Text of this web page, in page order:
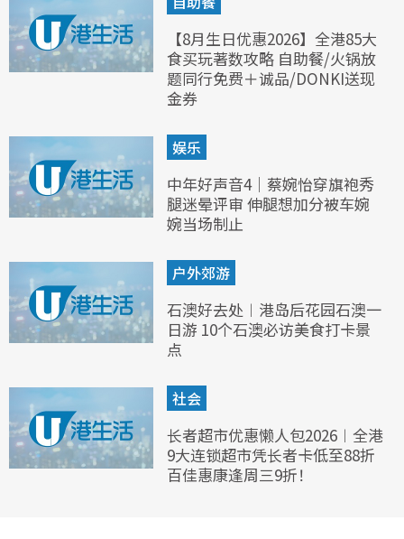
【8月生日优惠2026】全港85大
食买玩著数攻略 自助餐/火锅放
题同行免费＋诚品/DONKI送现
金券
娱乐
中年好声音4｜蔡婉怡穿旗袍秀
腿迷晕评审 伸腿想加分被车婉
婉当场制止
户外郊游
石澳好去处︱港岛后花园石澳一
日游 10个石澳必访美食打卡景
点
社会
长者超市优惠懒人包2026︱全港
9大连锁超市凭长者卡低至88折
百佳惠康逢周三9折！